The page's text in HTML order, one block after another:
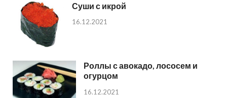
Суши с икрой
16.12.2021
Роллы с авокадо, лососем и
огурцом
16.12.2021